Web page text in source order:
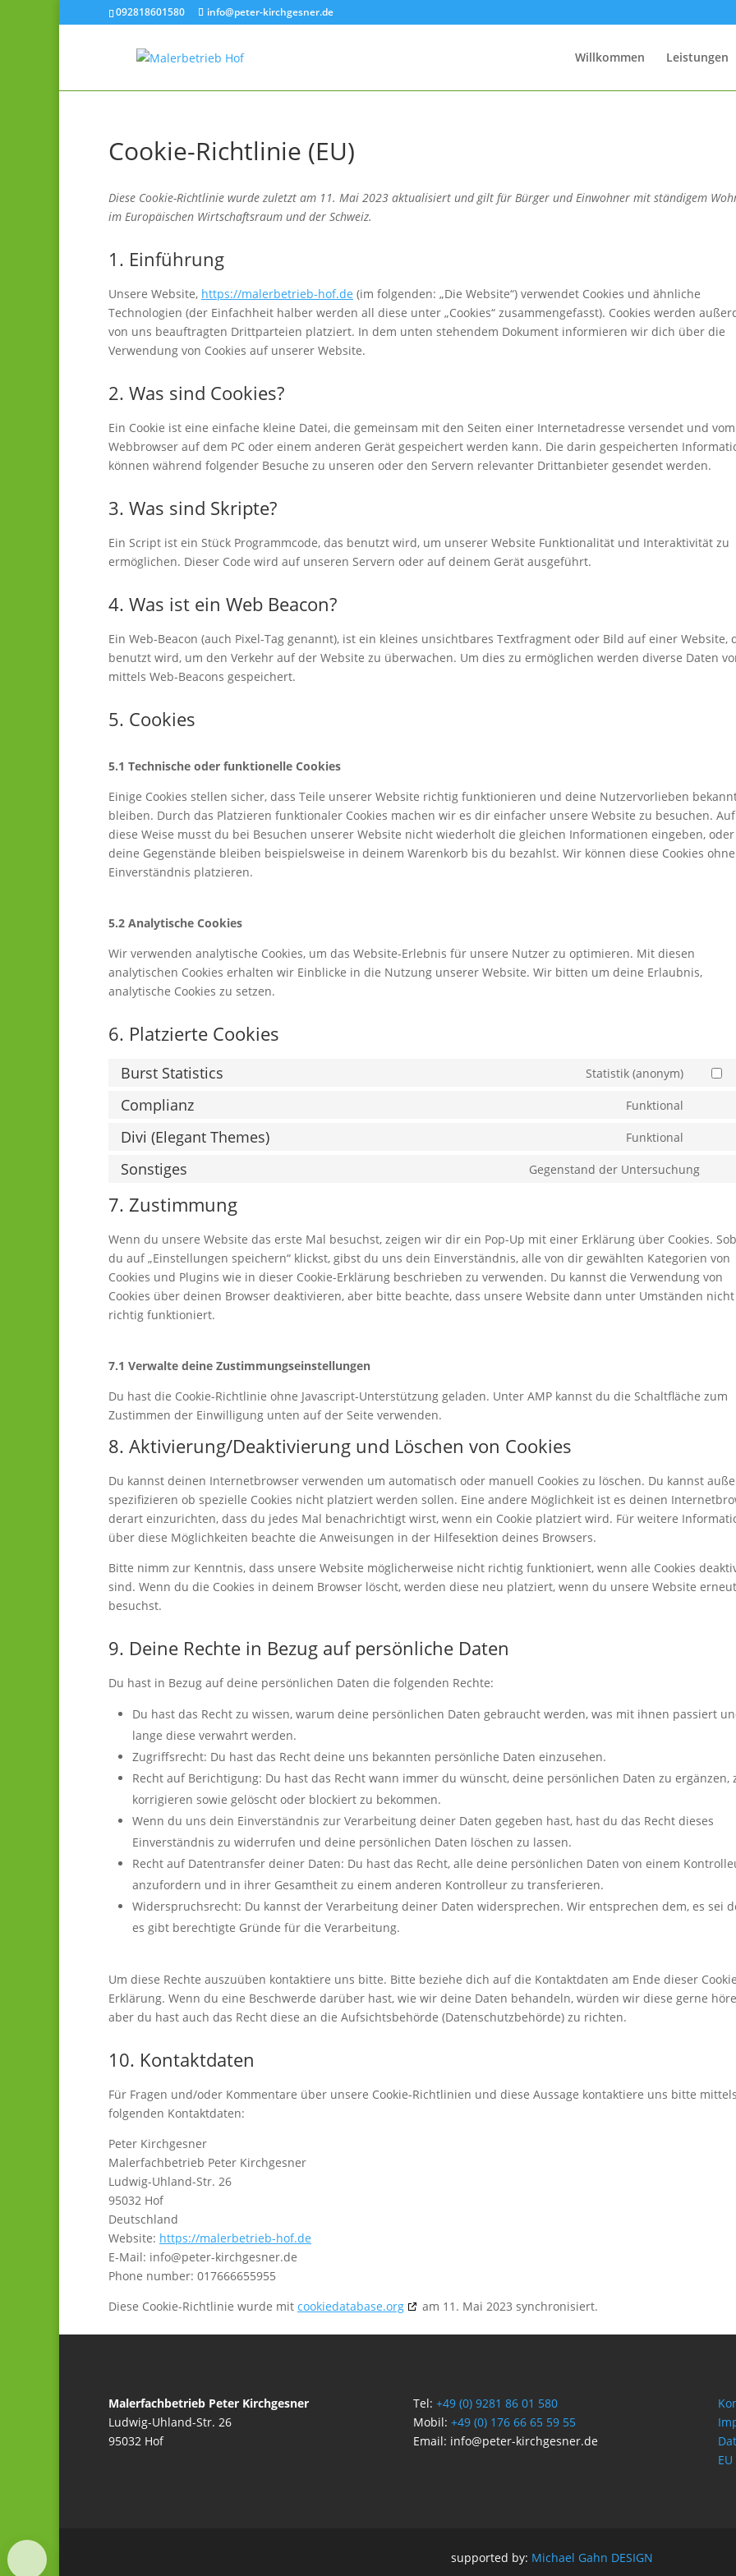
092818601580 info@peter-kirchgesner.de
Willkommen Leistungen
Cookie-Richtlinie (EU)
Diese Cookie-Richtlinie wurde zuletzt am 11. Mai 2023 aktualisiert und gilt für Bürger und Einwohner mit ständigem
im Europäischen Wirtschaftsraum und der Schweiz.
1. Einführung
Unsere Website, https://malerbetrieb-hof.de (im folgenden: „Die Website“) verwendet Cookies und ähnliche
Technologien (der Einfachheit halber werden all diese unter „Cookies“ zusammengefasst). Cookies werden
von uns beauftragten Drittparteien platziert. In dem unten stehendem Dokument informieren wir dich über die
Verwendung von Cookies auf unserer Website.
2. Was sind Cookies?
Ein Cookie ist eine einfache kleine Datei, die gemeinsam mit den Seiten einer Internetadresse versendet und vom
Webbrowser auf dem PC oder einem anderen Gerät gespeichert werden kann. Die darin gespeicherten
können während folgender Besuche zu unseren oder den Servern relevanter Drittanbieter gesendet werden.
3. Was sind Skripte?
Ein Script ist ein Stück Programmcode, das benutzt wird, um unserer Website Funktionalität und Interaktivität zu
ermöglichen. Dieser Code wird auf unseren Servern oder auf deinem Gerät ausgeführt.
4. Was ist ein Web Beacon?
Ein Web-Beacon (auch Pixel-Tag genannt), ist ein kleines unsichtbares Textfragment oder Bild auf einer Website,
benutzt wird, um den Verkehr auf der Website zu überwachen. Um dies zu ermöglichen werden diverse Daten
mittels Web-Beacons gespeichert.
5. Cookies
5.1 Technische oder funktionelle Cookies
Einige Cookies stellen sicher, dass Teile unserer Website richtig funktionieren und deine Nutzervorlieben
bleiben. Durch das Platzieren funktionaler Cookies machen wir es dir einfacher unsere Website zu besuchen. Auf
diese Weise musst du bei Besuchen unserer Website nicht wiederholt die gleichen Informationen eingeben, oder
deine Gegenstände bleiben beispielsweise in deinem Warenkorb bis du bezahlst. Wir können diese Cookies
Einverständnis platzieren.
5.2 Analytische Cookies
Wir verwenden analytische Cookies, um das Website-Erlebnis für unsere Nutzer zu optimieren. Mit diesen
analytischen Cookies erhalten wir Einblicke in die Nutzung unserer Website. Wir bitten um deine Erlaubnis,
analytische Cookies zu setzen.
6. Platzierte Cookies
Burst Statistics Statistik (anonym)
Consent
Complianz Funktional
Divi (Elegant Themes) Funktional
to
Sonstiges Gegenstand der Untersuchung
7. Zustimmung
Wenn du unsere Website das erste Mal besuchst, zeigen wir dir ein Pop-Up mit einer Erklärung über Cookies.
du auf „Einstellungen speichern“ klickst, gibst du uns dein Einverständnis, alle von dir gewählten Kategorien von
Cookies und Plugins wie in dieser Cookie-Erklärung beschrieben zu verwenden. Du kannst die Verwendung von
Cookies über deinen Browser deaktivieren, aber bitte beachte, dass unsere Website dann unter Umständen nicht
richtig funktioniert.
7.1 Verwalte deine Zustimmungseinstellungen
Du hast die Cookie-Richtlinie ohne Javascript-Unterstützung geladen. Unter AMP kannst du die Schaltfläche zum
Zustimmen der Einwilligung unten auf der Seite verwenden.
8. Aktivierung/Deaktivierung und Löschen von Cookies
Du kannst deinen Internetbrowser verwenden um automatisch oder manuell Cookies zu löschen. Du kannst
spezifizieren ob spezielle Cookies nicht platziert werden sollen. Eine andere Möglichkeit ist es deinen
derart einzurichten, dass du jedes Mal benachrichtigt wirst, wenn ein Cookie platziert wird. Für weitere
über diese Möglichkeiten beachte die Anweisungen in der Hilfesektion deines Browsers.
Bitte nimm zur Kenntnis, dass unsere Website möglicherweise nicht richtig funktioniert, wenn alle Cookies
sind. Wenn du die Cookies in deinem Browser löscht, werden diese neu platziert, wenn du unsere Website erneut
besuchst.
9. Deine Rechte in Bezug auf persönliche Daten
Du hast in Bezug auf deine persönlichen Daten die folgenden Rechte:
Du hast das Recht zu wissen, warum deine persönlichen Daten gebraucht werden, was mit ihnen passiert
lange diese verwahrt werden.
Zugriffsrecht: Du hast das Recht deine uns bekannten persönliche Daten einzusehen.
Recht auf Berichtigung: Du hast das Recht wann immer du wünscht, deine persönlichen Daten zu ergänzen,
korrigieren sowie gelöscht oder blockiert zu bekommen.
Wenn du uns dein Einverständnis zur Verarbeitung deiner Daten gegeben hast, hast du das Recht dieses
Einverständnis zu widerrufen und deine persönlichen Daten löschen zu lassen.
Recht auf Datentransfer deiner Daten: Du hast das Recht, alle deine persönlichen Daten von einem
anzufordern und in ihrer Gesamtheit zu einem anderen Kontrolleur zu transferieren.
Widerspruchsrecht: Du kannst der Verarbeitung deiner Daten widersprechen. Wir entsprechen dem, es sei
es gibt berechtigte Gründe für die Verarbeitung.
Um diese Rechte auszuüben kontaktiere uns bitte. Bitte beziehe dich auf die Kontaktdaten am Ende dieser
Erklärung. Wenn du eine Beschwerde darüber hast, wie wir deine Daten behandeln, würden wir diese gerne
aber du hast auch das Recht diese an die Aufsichtsbehörde (Datenschutzbehörde) zu richten.
10. Kontaktdaten
Für Fragen und/oder Kommentare über unsere Cookie-Richtlinien und diese Aussage kontaktiere uns bitte
folgenden Kontaktdaten:
Peter Kirchgesner
Malerfachbetrieb Peter Kirchgesner
Ludwig-Uhland-Str. 26
95032 Hof
Deutschland
Website: https://malerbetrieb-hof.de
E-Mail: info@peter-kirchgesner.de
Phone number: 017666655955
Diese Cookie-Richtlinie wurde mit cookiedatabase.org am 11. Mai 2023 synchronisiert.
Malerfachbetrieb Peter Kirchgesner
Ludwig-Uhland-Str. 26
95032 Hof
Tel: +49 (0) 9281 86 01 580
Mobil: +49 (0) 176 66 65 59 55
Email: info@peter-kirchgesner.de
supported by: Michael Gahn DESIGN